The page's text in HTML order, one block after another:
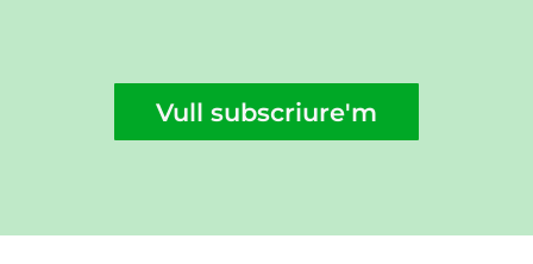
Vull subscriure'm